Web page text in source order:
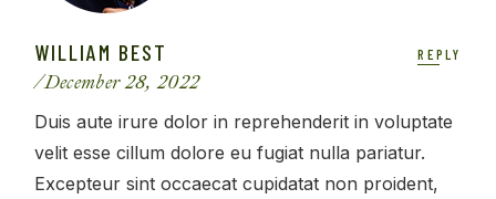
WILLIAM BEST
December 28, 2022
REPLY
Duis aute irure dolor in reprehenderit in voluptate
velit esse cillum dolore eu fugiat nulla pariatur.
Excepteur sint occaecat cupidatat non proident,